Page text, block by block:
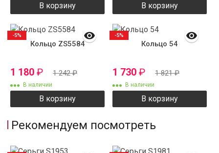
В корзину В корзину
Кольцо ZS5584
1 180 ₽ 1 242₽
В наличии
В корзину
-5%
Кольцо 54
1 730 ₽ 1 821₽
В наличии
В корзину
-5%
Рекомендуем посмотреть